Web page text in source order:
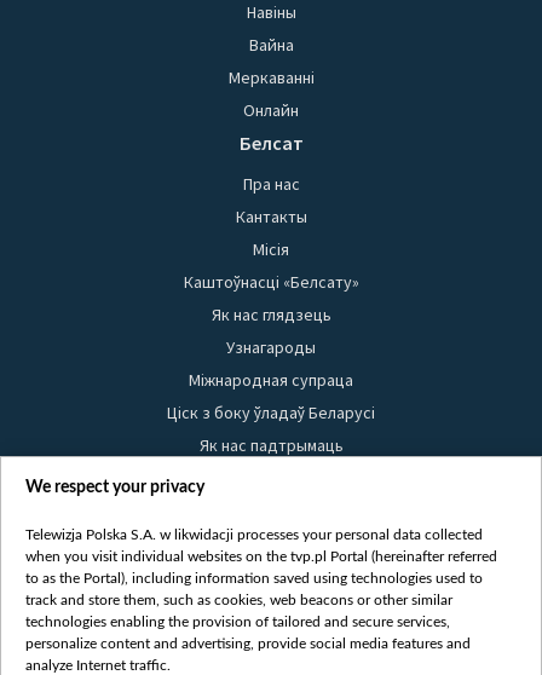
Навіны
Вайна
Меркаванні
Онлайн
Белсат
Пра нас
Кантакты
Місія
Каштоўнасці «Белсату»
Як нас глядзець
Узнагароды
Міжнародная супраца
Ціск з боку ўладаў Беларусі
Як нас падтрымаць
Правілы выкарыстання матэрыялаў
Бяспека
Youtube
Белсат news
Белсат Shorts
We respect your privacy
Telewizja Polska S.A. w likwidacji processes your personal data collected
when you visit individual websites on the tvp.pl Portal (hereinafter referred
to as the Portal), including information saved using technologies used to
track and store them, such as cookies, web beacons or other similar
technologies enabling the provision of tailored and secure services,
personalize content and advertising, provide social media features and
analyze Internet traffic.